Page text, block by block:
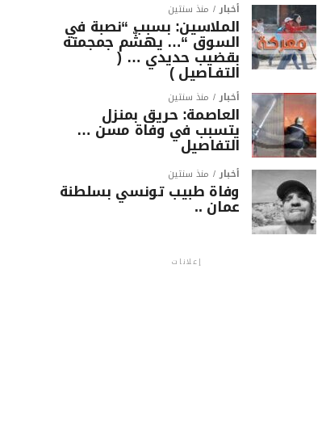
أخبار منذ سنتين
الملاسين: بسبب “نصبة في
السوق “… يهشّم جمجمته
بقضيب حديدي … (
التفـاصيل )
أخبار منذ سنتين
العاصمة: حريق بمنزل
يتسبب في وفاة مسن …
التفاصيل
أخبار منذ سنتين
وفاة طبيب تونسي بسلطنة
عمان ..
إعلانات